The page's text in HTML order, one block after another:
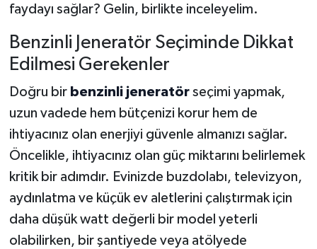
faydayı sağlar? Gelin, birlikte inceleyelim.
Benzinli Jeneratör Seçiminde Dikkat
Edilmesi Gerekenler
Doğru bir benzinli jeneratörseçimi yapmak,
uzun vadede hem bütçenizi korur hem de
ihtiyacınız olan enerjiyi güvenle almanızı sağlar.
Öncelikle, ihtiyacınız olan güç miktarını belirlemek
kritik bir adımdır. Evinizde buzdolabı, televizyon,
aydınlatma ve küçük ev aletlerini çalıştırmak için
daha düşük watt değerli bir model yeterli
olabilirken, bir şantiyede veya atölyede